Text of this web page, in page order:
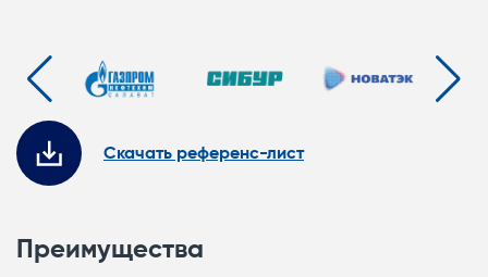
Скачать референс-лист
Преимущества